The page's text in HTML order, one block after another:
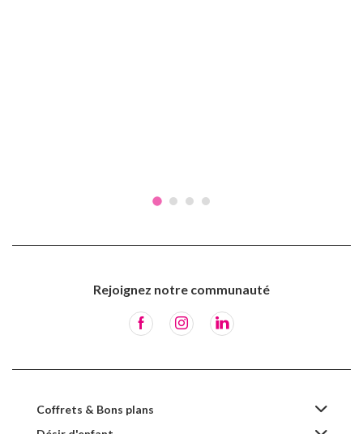
Rejoignez notre communauté
Coffrets & Bons plans